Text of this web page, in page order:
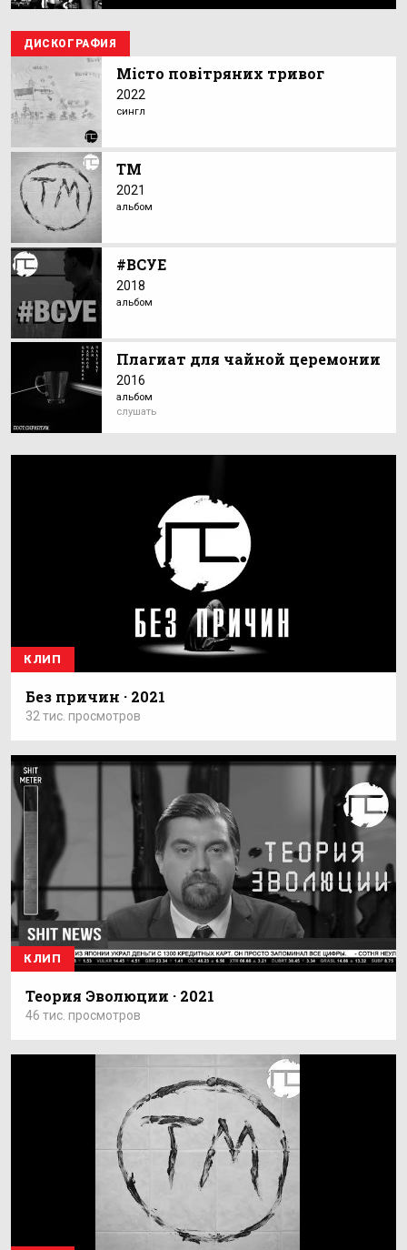
ДИСКОГРАФИЯ
Місто повітряних тривог
2022
сингл
ТМ
2021
альбом
#ВСУЕ
2018
альбом
Плагиат для чайной церемонии
2016
альбом
слушать
КЛИП
Без причин · 2021
32 тис. просмотров
КЛИП
Теория Эволюции · 2021
46 тис. просмотров